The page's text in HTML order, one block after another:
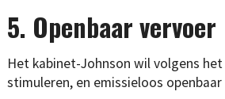
5. Openbaar vervoer
Het kabinet-Johnson wil volgens
stimuleren, en emissieloos